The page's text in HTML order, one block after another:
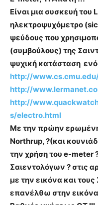
Είναι μια συσκευή του
ηλεκτροψυχόμετρο
ψεύδους που
(συμβούλους) της
ψυχική κατάσταση
http://
http://
http://
s/electro.html
Με την πρώην
Northrup, ?(και
την χρήση του e-meter
Σαιεντολόγων ? στις
με την εικόνα και
επανέλθω στην εικόνα